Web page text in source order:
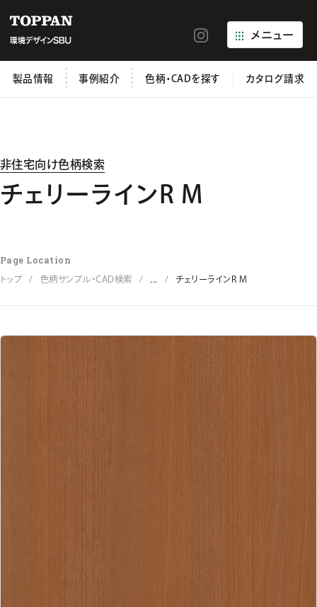
メニュー
製品情報 事例紹介 色柄・CADを探す カタログ請求
非住宅向け色柄検索
チェリーラインR M
Page Location
トップ 色柄サンプル・CAD検索 ... チェリーラインR M